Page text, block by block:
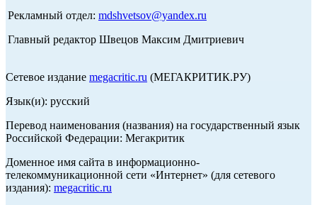
Рекламный отдел: mdshvetsov@yandex.ru
Главный редактор Швецов Максим Дмитриевич
Сетевое издание megacritic.ru (МЕГАКРИТИК.РУ)
Язык(и): русский
Перевод наименования (названия) на государственный язык
Российской Федерации: Мегакритик
Доменное имя сайта в информационно-
телекоммуникационной сети «Интернет» (для сетевого
издания): megacritic.ru